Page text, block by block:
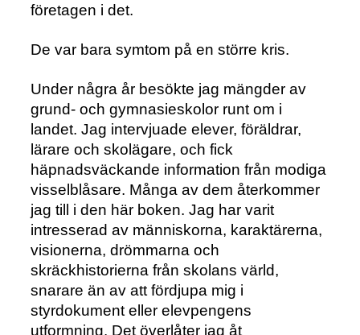
företagen i det.
De var bara symtom på en större kris.
Under några år besökte jag mängder av
grund- och gymnasieskolor runt om i
landet. Jag intervjuade elever, föräldrar,
lärare och skolägare, och fick
häpnadsväckande information från modiga
visselblåsare. Många av dem återkommer
jag till i den här boken. Jag har varit
intresserad av människorna, karaktärerna,
visionerna, drömmarna och
skräckhistorierna från skolans värld,
snarare än av att fördjupa mig i
styrdokument eller elevpengens
utformning. Det överlåter jag åt